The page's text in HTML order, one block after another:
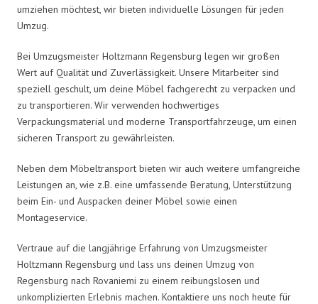
umziehen möchtest, wir bieten individuelle Lösungen für jeden
Umzug.
Bei Umzugsmeister Holtzmann Regensburg legen wir großen
Wert auf Qualität und Zuverlässigkeit. Unsere Mitarbeiter sind
speziell geschult, um deine Möbel fachgerecht zu verpacken und
zu transportieren. Wir verwenden hochwertiges
Verpackungsmaterial und moderne Transportfahrzeuge, um einen
sicheren Transport zu gewährleisten.
Neben dem Möbeltransport bieten wir auch weitere umfangreiche
Leistungen an, wie z.B. eine umfassende Beratung, Unterstützung
beim Ein- und Auspacken deiner Möbel sowie einen
Montageservice.
Vertraue auf die langjährige Erfahrung von Umzugsmeister
Holtzmann Regensburg und lass uns deinen Umzug von
Regensburg nach Rovaniemi zu einem reibungslosen und
unkomplizierten Erlebnis machen. Kontaktiere uns noch heute für